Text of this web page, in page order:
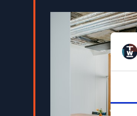
Die
Sie suchen
Im